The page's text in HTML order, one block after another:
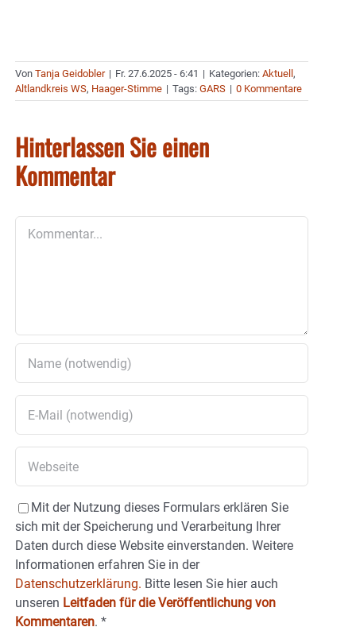
Von Tanja Geidobler | Fr. 27.6.2025 - 6:41 | Kategorien: Aktuell ,
Altlandkreis WS, Haager-Stimme | Tags: GARS | 0 Kommentare
Hinterlassen Sie einen
Kommentar
Mit der Nutzung dieses Formulars erklären Sie
sich mit der Speicherung und Verarbeitung Ihrer
Daten durch diese Website einverstanden. Weitere
Informationen erfahren Sie in der
Datenschutzerklärung. Bitte lesen Sie hier auch
unseren Leitfaden für die Veröffentlichung von
Kommentaren. *